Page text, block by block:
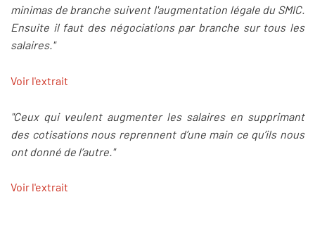
minimas de branche suivent l'augmentation légale du SMIC.
Ensuite il faut des négociations par branche sur tous les
salaires."
Voir l'extrait
"Ceux qui veulent augmenter les salaires en supprimant
des cotisations nous reprennent d’une main ce qu’ils nous
ont donné de l’autre."
Voir l'extrait